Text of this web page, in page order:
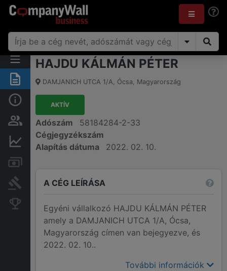
Összegzés
Alap információk
Személyek és tulajdonjog
Pénzügyi információk
Bírósági eljárások
Konkurens cégek
HAJDU KÁLMÁN PÉTER
DAMJANICH UTCA 1/A, Ócsa, Magyarország
AKTÍV
Adószám
58184284-2-33
Cégjegyzékszám
Alapítás dátuma
2022. 02. 10.
A CÉG LEÍRÁSA
Egyéni vállalkozó HAJDU KÁLMÁN PÉTER
amely a DAMJANICH UTCA 1/A, Ócsa,
Magyarország címen van bejegyezve, és
2022. 02. 10..
További információk